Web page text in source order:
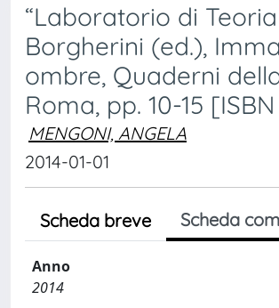
“Laboratorio di
Borgherini (ed.),
ombre, Quaderni
Roma, pp. 10-15
MENGONI, ANGELA
2014-01-01
Scheda breve Scheda
Anno
2014